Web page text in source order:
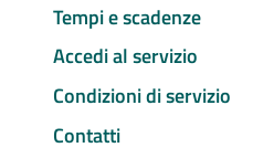
Tempi e scadenze
Accedi al servizio
Condizioni di servizio
Contatti